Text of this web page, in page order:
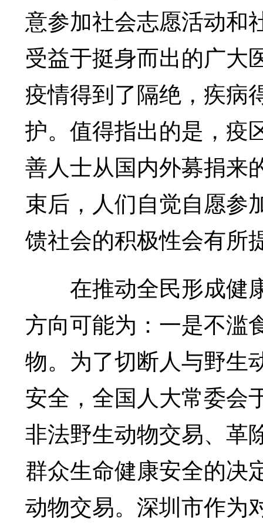
意参加社会志愿活动和
受益于挺身而出的广大
疫情得到了隔绝，疾病
护。值得指出的是，疫
善人士从国内外募捐来
束后，人们自觉自愿参
馈社会的积极性会有所
在推动全民形成健
方向可能为：一是不滥
物。为了切断人与野生
安全，全国人大常委会
非法野生动物交易、革
群众生命健康安全的决
动物交易。深圳市作为